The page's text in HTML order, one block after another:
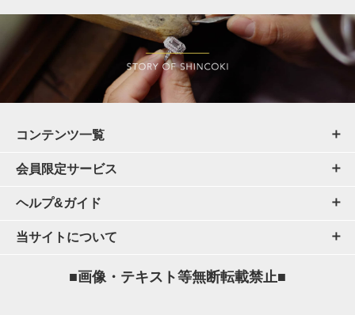
コンテンツ一覧
会員限定サービス
ヘルプ&ガイド
当サイトについて
■画像・テキスト等無断転載禁止■